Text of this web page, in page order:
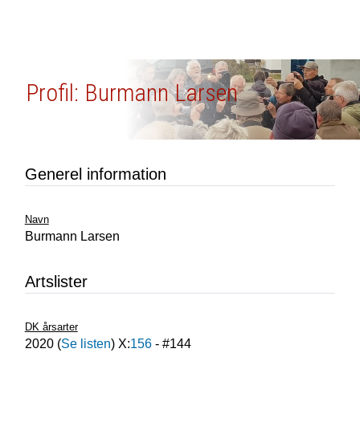
Profil: Burmann Larsen
Generel information
Navn
Burmann Larsen
Artslister
DK årsarter
2020(Se listen) X:156- #144